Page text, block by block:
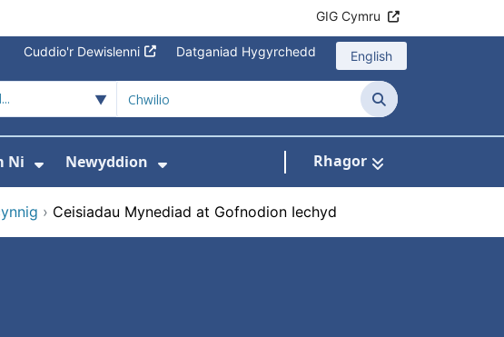
GIG Cymru
Cuddio'r Dewislenni Datganiad Hygyrchedd English
Chwilio
Ni Newyddion Rhagor
› Ceisiadau Mynediad at Gofnodion Iechyd